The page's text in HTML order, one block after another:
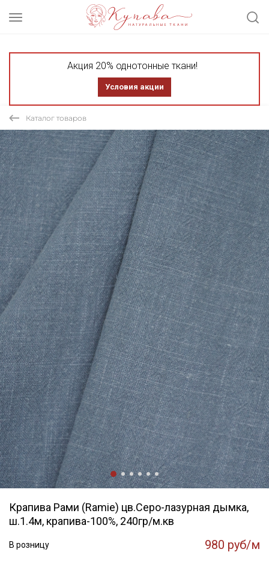
Акция 20% однотонные ткани!
Условия акции
Каталог товаров
Крапива Рами (Ramie) цв.Серо-лазурная дымка,
ш.1.4м, крапива-100%, 240гр/м.кв
В розницу 980 руб/м